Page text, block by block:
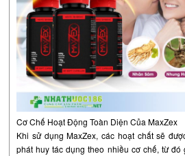
Cơ Chế Hoạt Động Toàn Diện Của MaxZex
Khi sử dụng MaxZex, các hoạt chất sẽ
phát huy tác dụng theo nhiều cơ chế, từ